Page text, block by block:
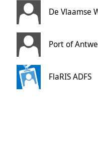
De Vlaamse
Port of
FlaRIS ADFS